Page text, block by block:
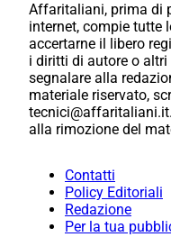
Affaritaliani, prima di
internet, compie tutte
accertarne il libero
i diritti di autore o
segnalare alla
materiale riservato,
alla rimozione del
Contatti
Policy Editoriali
Redazione
Per la tua